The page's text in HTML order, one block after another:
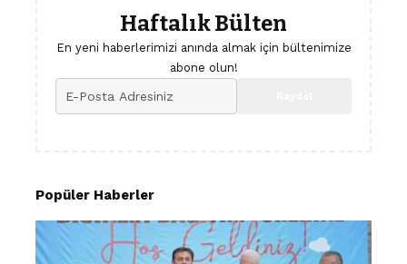
Haftalık Bülten
En yeni haberlerimizi anında almak için bültenimize
abone olun!
Popüler Haberler